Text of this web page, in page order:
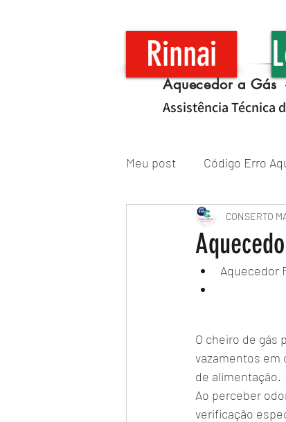
Rinnai
Aquecedor a Gás
Assistência Técnica
Meu post Código Erro
"ZONA NORTE RJ"
Reparo de Aquecedor a
CONSERTO
Aquecedor
O cheiro de gás
vazamentos em
de alimentação.
Ao perceber
verificação